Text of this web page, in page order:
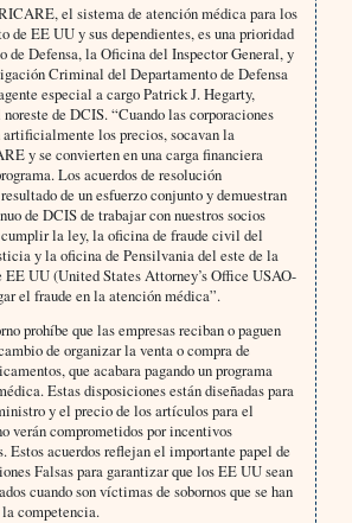
el sistema de atención médica para los
de EE UU y sus dependientes, es una prioridad
de Defensa, la Oficina del Inspector General, y
Criminal del Departamento de Defensa
especial a cargo Patrick J. Hegarty,
de DCIS. “Cuando las corporaciones
los precios, socavan la
y se convierten en una carga financiera
Los acuerdos de resolución
de un esfuerzo conjunto y demuestran
de DCIS de trabajar con nuestros socios
cumplir la ley, la oficina de fraude civil del
y la oficina de Pensilvania del este de la
UU (United States Attorney’s Office USAO-
el fraude en la atención médica”.
prohíbe que las empresas reciban o paguen
de organizar la venta o compra de
que acabara pagando un programa
Estas disposiciones están diseñadas para
y el precio de los artículos para el
verán comprometidos por incentivos
Estos acuerdos reflejan el importante papel de
Falsas para garantizar que los EE UU sean
cuando son víctimas de sobornos que se han
competencia.